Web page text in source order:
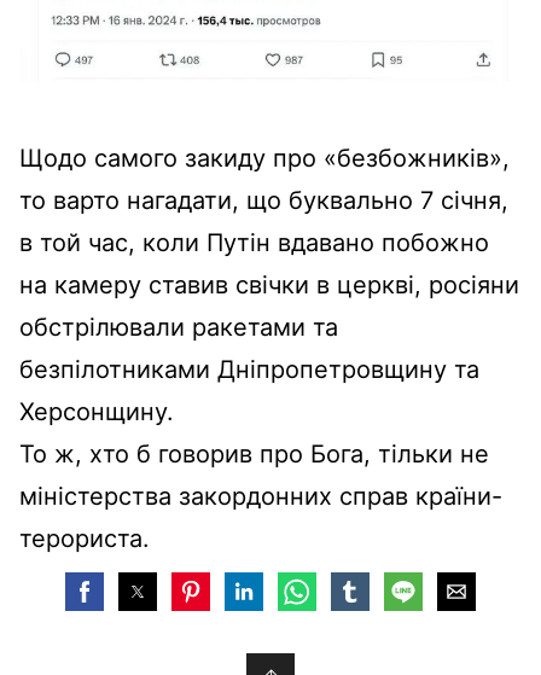
Щодо самого закиду про «безбожників»,
то варто нагадати, що буквально 7 січня,
в той час, коли Путін вдавано побожно
на камеру ставив свічки в церкві, росіяни
обстрілювали ракетами та
безпілотниками Дніпропетровщину та
Херсонщину.
То ж, хто б говорив про Бога, тільки не
міністерства закордонних справ країни-
терориста.